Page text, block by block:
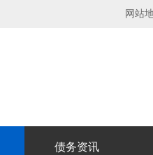
网站
债务资讯